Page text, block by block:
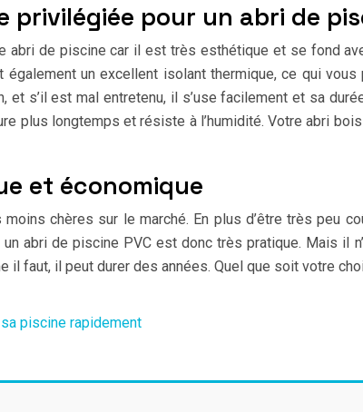
privilégiée pour un abri de
abri de piscine car il est très esthétique et se fond
un excellent isolant thermique, ce qui
et s’il est mal entretenu, il s’use facilement et sa
plus longtemps et résiste à l’humidité. Votre abri
et économique
chères sur le marché. En plus d’être très peu
abri de piscine PVC est donc très pratique. Mais
il faut, il peut durer des années. Quel que soit votre
piscine rapidement